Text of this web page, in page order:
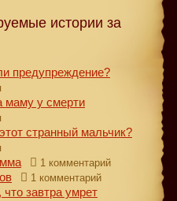
истории за
предупреждение?
маму у смерти
странный мальчик?
1 комментарий
1 комментарий
завтра умрет